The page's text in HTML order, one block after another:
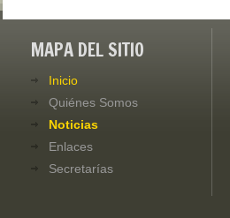
MAPA DEL SITIO
Inicio
Quiénes Somos
Noticias
Enlaces
Secretarías